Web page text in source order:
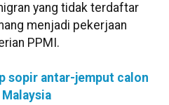
yang tidak terdaftar
menjadi pekerjaan
PPMI.
sopir antar-jemput calon